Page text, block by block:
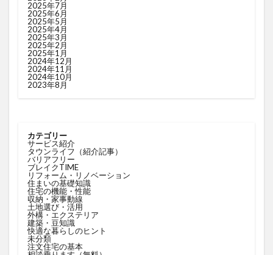
2025年7月
2025年6月
2025年5月
2025年4月
2025年3月
2025年2月
2025年1月
2024年12月
2024年11月
2024年10月
2023年8月
カテゴリー
サービス紹介
タウンライフ（紹介記事）
バリアフリー
ブレイクTIME
リフォーム・リノベーション
住まいの基礎知識
住宅の機能・性能
収納・家事動線
土地選び・活用
外構・エクステリア
建築・豆知識
快適な暮らしのヒント
未分類
注文住宅の基本